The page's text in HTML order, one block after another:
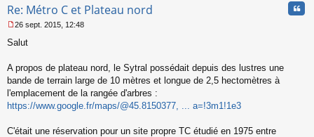
Re: Métro C et Plateau nord
e
a
g
e
n
n
26 sept. 2015, 12:48
Salut
A propos de plateau nord, le Sytral possédait depuis des lustres une
bande de terrain large de 10 mètres et longue de 2,5 hectomètres à
l'emplacement de la rangée d'arbres :
https://www.google.fr/maps/@45.8150377, ... a=!3m1!1e3
C'était une réservation pour un site propre TC étudié en 1975 entre